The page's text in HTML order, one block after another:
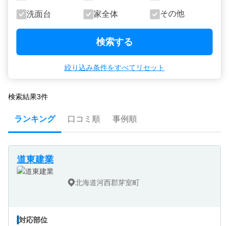
洗面台 家全体 その他
検索する
絞り込み条件をすべてリセット
検索結果3件
ランキング 口コミ順 事例順
道東建業
北海道河西郡芽室町
対応部位